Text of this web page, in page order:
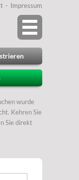
Impressum
wurde
Kehren Sie
Sie direkt